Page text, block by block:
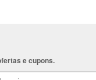
e cupons.